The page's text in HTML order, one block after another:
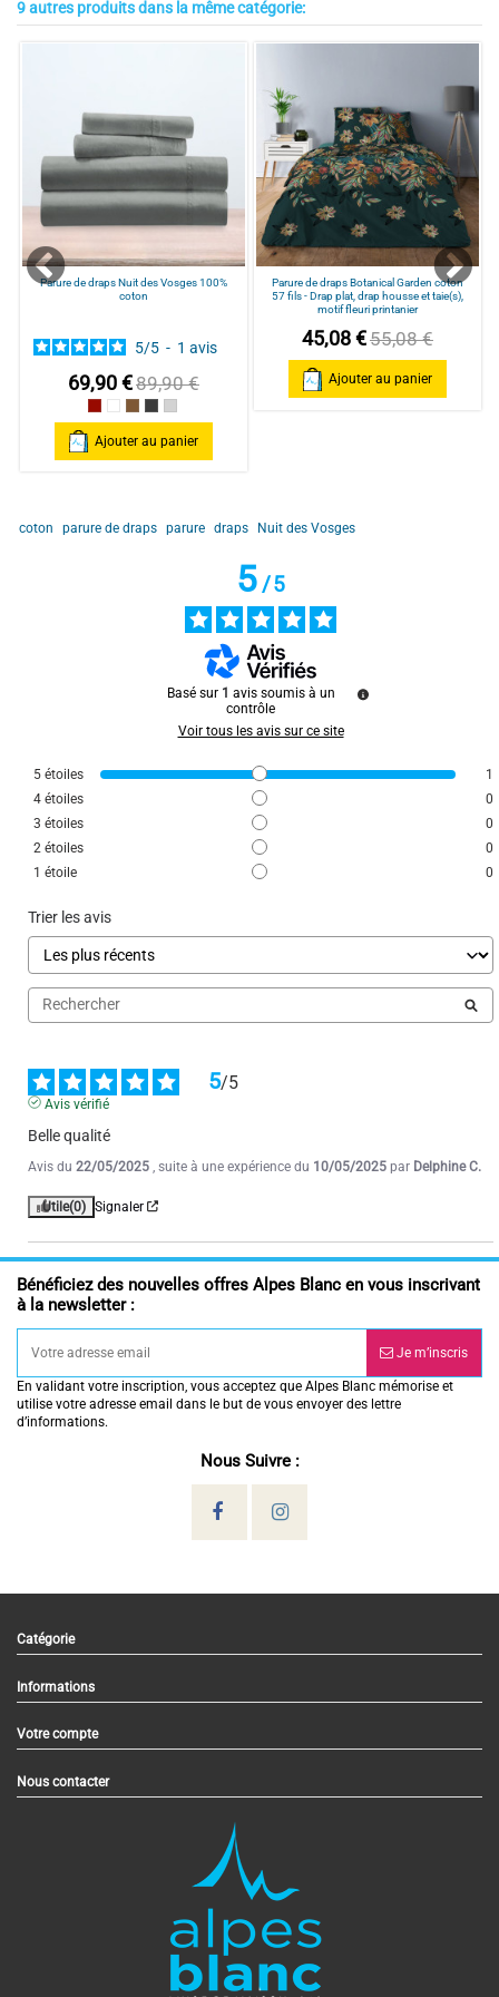
Avis vérifié
(0) Signaler
9 autres produits dans la même catégorie:
Parure de draps Nuit des Vosges 100%
coton
5/5 - 1 avis
69,90 €89,90 €
Bordeaux
BlancTaupeGris Foncé
gris clair
Ajouter au panier
Parure de draps Botanical Garden coton
57 fils - Drap plat, drap housse et taie(s),
motif fleuri printanier
45,08 €55,08 €
Ajouter au panier
coton parure de draps parure draps Nuit des Vosges
5/5
Basé sur 1 avis soumis à un
contrôle
Voir tous les avis sur ce site
5 étoiles
1
4 étoiles
0
3 étoiles
0
2 étoiles
0
1 étoile 0
Trier les avis
5/5
Avis vérifié
Belle qualité
Avis du 22/05/2025 , suite à une expérience du 10/05/2025 par Delphine C.
Utile(0) Signaler
Bénéficiez des nouvelles offres Alpes Blanc en vous inscrivant
à la newsletter :
Je m’inscris
En validant votre inscription, vous acceptez que Alpes Blanc mémorise et
utilise votre adresse email dans le but de vous envoyer des lettre
d’informations.
Nous Suivre :
Catégorie
Informations
Votre compte
Nous contacter